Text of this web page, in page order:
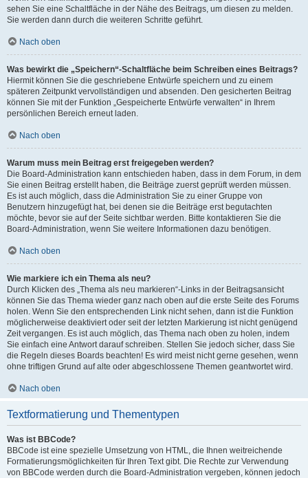
sehen Sie eine Schaltfläche in der Nähe des Beitrags, um diesen zu melden.
Sie werden dann durch die weiteren Schritte geführt.
Nach oben
Was bewirkt die „Speichern“-Schaltfläche beim Schreiben eines Beitrags?
Hiermit können Sie die geschriebene Entwürfe speichern und zu einem
späteren Zeitpunkt vervollständigen und absenden. Den gesicherten Beitrag
können Sie mit der Funktion „Gespeicherte Entwürfe verwalten“ in Ihrem
persönlichen Bereich erneut laden.
Nach oben
Warum muss mein Beitrag erst freigegeben werden?
Die Board-Administration kann entschieden haben, dass in dem Forum, in dem
Sie einen Beitrag erstellt haben, die Beiträge zuerst geprüft werden müssen.
Es ist auch möglich, dass die Administration Sie zu einer Gruppe von
Benutzern hinzugefügt hat, bei denen sie die Beiträge erst begutachten
möchte, bevor sie auf der Seite sichtbar werden. Bitte kontaktieren Sie die
Board-Administration, wenn Sie weitere Informationen dazu benötigen.
Nach oben
Wie markiere ich ein Thema als neu?
Durch Klicken des „Thema als neu markieren“-Links in der Beitragsansicht
können Sie das Thema wieder ganz nach oben auf die erste Seite des Forums
holen. Wenn Sie den entsprechenden Link nicht sehen, dann ist die Funktion
möglicherweise deaktiviert oder seit der letzten Markierung ist nicht genügend
Zeit vergangen. Es ist auch möglich, das Thema nach oben zu holen, indem
Sie einfach eine Antwort darauf schreiben. Stellen Sie jedoch sicher, dass Sie
die Regeln dieses Boards beachten! Es wird meist nicht gerne gesehen, wenn
ohne triftigen Grund auf alte oder abgeschlossene Themen geantwortet wird.
Nach oben
Textformatierung und Thementypen
Was ist BBCode?
BBCode ist eine spezielle Umsetzung von HTML, die Ihnen weitreichende
Formatierungsmöglichkeiten für Ihren Text gibt. Die Rechte zur Verwendung
von BBCode werden durch die Board-Administration vergeben, können jedoch